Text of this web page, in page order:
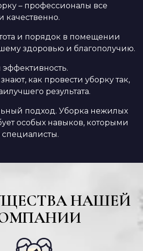
– профессионалы все
качественно.
и порядок в помещении
здоровью и благополучию.
как провести уборку так,
результата.
подход. Уборка нежилых
особых навыков, которыми
специалисты.
НАШЕЙ